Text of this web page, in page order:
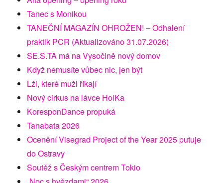
Tanec s Monikou
TANEČNÍ MAGAZÍN OHROŽEN! – Odhalení
praktik PCR (Aktualizováno 31.07.2026)
SE.S.TA má na Vysočině nový domov
Když nemusíte vůbec nic, jen být
Lži, které muži říkají
Nový cirkus na lávce HolKa
KoresponDance propuká
Tanabata 2026
Ocenění Visegrad Project of the Year 2025 putuje
do Ostravy
Soutěž s Českým centrem Tokio